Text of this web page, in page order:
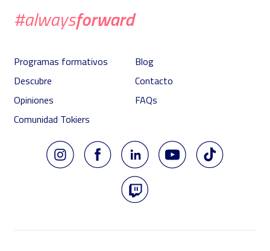
#alwaysforward
Programas formativos
Descubre
Opiniones
Comunidad Tokiers
Blog
Contacto
FAQs